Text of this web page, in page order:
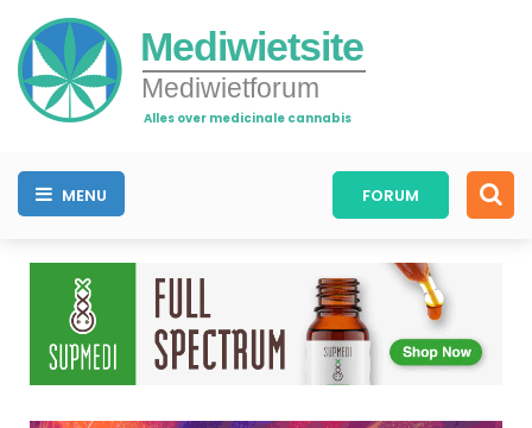
Mediwietsite
Mediwietforum
Alles over medicinale cannabis
MENU FORUM